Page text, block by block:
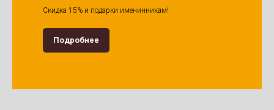
Скидка 15% и подарки именинникам!
Подробнее